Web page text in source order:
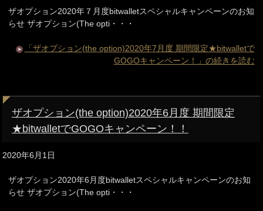
ザオプション2020年７月度bitwalletスペシャルキャンペーンのお知
らせ ザオプション(The opti・・・
「ザオプション(the option)2020年7月度 期間限定★bitwalletで
GOGOキャンペーン！」の続きを読む
ザオプション(the option)2020年6月度 期間限定
★bitwalletでGOGOキャンペーン！！
2020年6月1日
ザオプション2020年6月度bitwalletスペシャルキャンペーンのお知
らせ ザオプション(The opti・・・